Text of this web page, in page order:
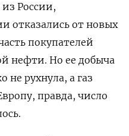
России,
отказались от новых
покупателей
нефти. Но ее добыча
не рухнула, а газ
правда, число